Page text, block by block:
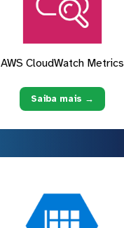
AWS CloudWatch Metrics
Saiba mais →